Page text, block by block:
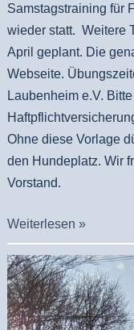
Samstagstraining für
wieder statt. Weitere
April geplant. Die
Webseite.
Laubenheim e.V.
Ohne diese Vorlage
den Hundeplatz. Wir
Vorstand.
Weiterlesen »
Start
in
unsere